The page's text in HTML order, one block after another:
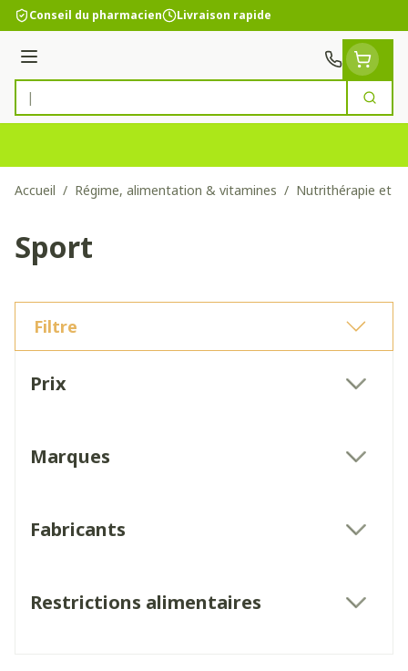
Aller au contenu
Conseil du pharmacien Livraison rapide
Menu
Rechercher
Accueil / Régime, alimentation & vitamines / Nutrithérapie et
Sport
Filtre
Prix
Marques
Fabricants
Restrictions alimentaires